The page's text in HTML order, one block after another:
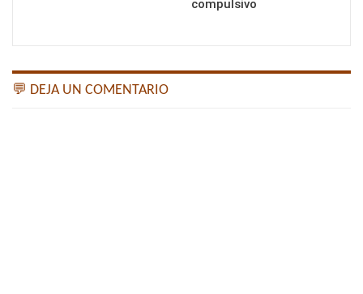
compulsivo
💬 DEJA UN COMENTARIO